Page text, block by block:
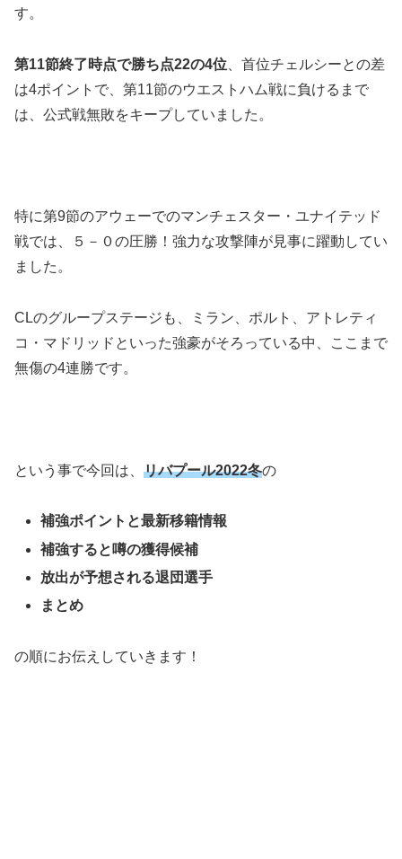
す。
第11節終了時点で勝ち点22の4位 、首位チェルシーとの差
は4ポイントで、第11節のウエストハム戦に負けるまで
は、公式戦無敗をキープしていました。
特に第9節のアウェーでのマンチェスター・ユナイテッド
戦では、５－０の圧勝！強力な攻撃陣が見事に躍動してい
ました。
CLのグループステージも、ミラン、ポルト、アトレティ
コ・マドリッドといった強豪がそろっている中、ここまで
無傷の4連勝です。
という事で今回は、 リバプール2022冬の
補強ポイントと最新移籍情報
補強すると噂の獲得候補
放出が予想される退団選手
まとめ
の順にお伝えしていきます！